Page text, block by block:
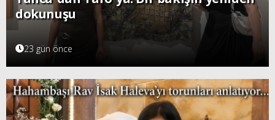
dokunuşu
23 gün önce